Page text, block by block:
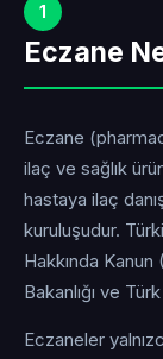
1
Eczane
Eczane
ilaç ve sağlık
hastaya ilaç
kuruluşudur.
Hakkında
Bakanlığı ve
Eczaneler